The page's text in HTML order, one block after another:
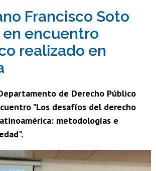
Académicas/os
Funcionarias/os
Egresadas/os
Francisco Soto
encuentro
realizado en
de Derecho Público
"Los desafíos del derecho
metodologías e